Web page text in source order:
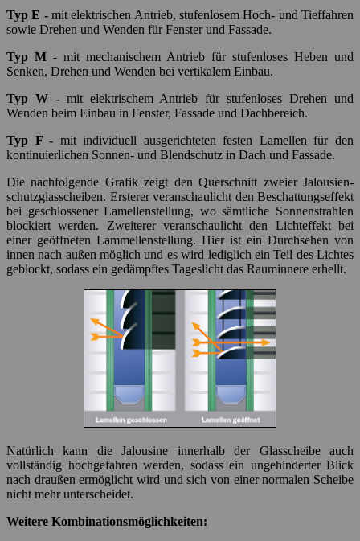
Typ E - mit elektrischen Antrieb, stufenlosem Hoch- und Tieffahren
sowie Drehen und Wenden für Fenster und Fassade.
Typ M - mit mechanischem Antrieb für stufenloses Heben und
Senken, Drehen und Wenden bei vertikalem Einbau.
Typ W - mit elektrischem Antrieb für stufenloses Drehen und
Wenden beim Einbau in Fenster, Fassade und Dachbereich.
Typ F - mit individuell ausgerichteten festen Lamellen für den
kontinuierlichen Sonnen- und Blendschutz in Dach und Fassade.
Die nachfolgende Grafik zeigt den Querschnitt zweier Ja­lou­si­en­
schutz­glas­scheiben. Ersterer veranschaulicht den Beschattungseffekt
bei geschlossener Lamellenstellung, wo sämtliche Sonnenstrahlen
blockiert werden. Zweiterer veranschaulicht den Lichteffekt bei
einer geöffneten Lammellenstellung. Hier ist ein Durchsehen von
innen nach außen möglich und es wird lediglich ein Teil des Lichtes
geblockt, sodass ein gedämpftes Tageslicht das Rauminnere erhellt.
Natürlich kann die Jalousine innerhalb der Glasscheibe auch
vollständig hoch­ge­fah­ren werden, sodass ein ungehinderter Blick
nach draußen ermöglicht wird und sich von einer normalen Scheibe
nicht mehr unterscheidet.
Weitere Kombinationsmöglichkeiten: